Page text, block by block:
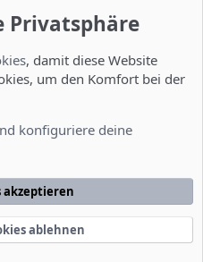
Datenschutzerklärung
2022 XenForo Ltd.
Privatsphäre
, damit diese Website
um den Komfort bei der
konfiguriere deine
akzeptieren
ablehnen